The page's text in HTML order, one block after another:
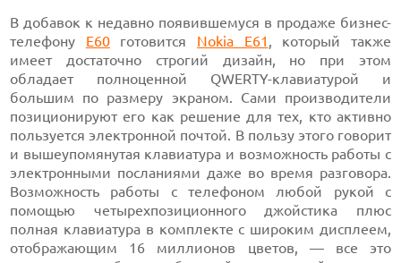
В добавок к недавно появившемуся в продаже бизнес-
телефону Е60готовится Nokia Е61 , который также
имеет достаточно строгий дизайн, но при этом
обладает полноценной QWERTY-клавиатурой и
большим по размеру экраном. Сами производители
позиционируют его как решение для тех, кто активно
пользуется электронной почтой. В пользу этого говорит
и вышеупомянутая клавиатура и возможность работы с
электронными посланиями даже во время разговора.
Возможность работы с телефоном любой рукой с
помощью четырехпозиционного джойстика плюс
полная клавиатура в комплекте с широким дисплеем,
отображающим 16 миллионов цветов, — все это